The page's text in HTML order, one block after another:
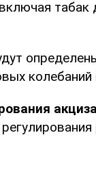
табак
колебаний